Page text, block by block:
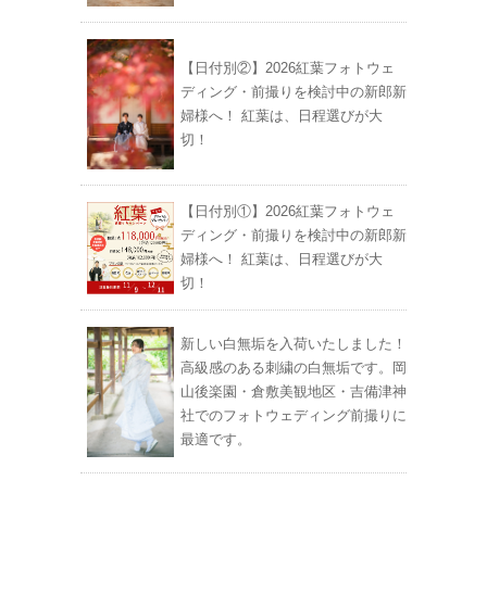
【日付別②】2026紅葉フォトウェ
ディング・前撮りを検討中の新郎新
婦様へ！ 紅葉は、日程選びが大
切！
【日付別①】2026紅葉フォトウェ
ディング・前撮りを検討中の新郎新
婦様へ！ 紅葉は、日程選びが大
切！
新しい白無垢を入荷いたしました！
高級感のある刺繍の白無垢です。岡
山後楽園・倉敷美観地区・吉備津神
社でのフォトウェディング前撮りに
最適です。